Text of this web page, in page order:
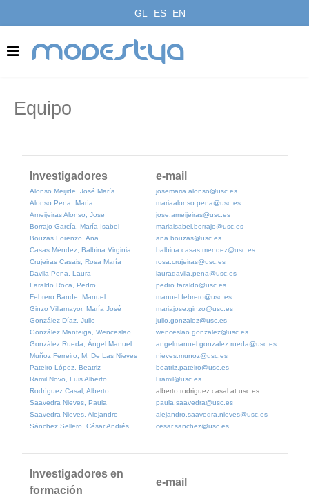
GL ES EN
modestya
Equipo
Investigadores e-mail
Alonso Meijide, José María
josemaria.alonso@usc.es
Alonso Pena, María
mariaalonso.pena@usc.es
Ameijeiras Alonso, Jose
jose.ameijeiras@usc.es
Borrajo García, María Isabel
mariaisabel.borrajo@usc.es
Bouzas Lorenzo, Ana
ana.bouzas@usc.es
Casas Méndez, Balbina Virginia
balbina.casas.mendez@usc.es
Crujeiras Casais, Rosa María
rosa.crujeiras@usc.es
Davila Pena, Laura
lauradavila.pena@usc.es
Faraldo Roca, Pedro
pedro.faraldo@usc.es
Febrero Bande, Manuel
manuel.febrero@usc.es
Ginzo Villamayor, María José
mariajose.ginzo@usc.es
González Díaz, Julio
julio.gonzalez@usc.es
González Manteiga, Wenceslao
wenceslao.gonzalez@usc.es
González Rueda, Ángel Manuel
angelmanuel.gonzalez.rueda@usc.es
Muñoz Ferreiro, M. De Las Nieves
nieves.munoz@usc.es
Pateiro López, Beatriz
beatriz.pateiro@usc.es
Ramil Novo, Luis Alberto
l.ramil@usc.es
Rodríguez Casal, Alberto
alberto.rodriguez.casal at usc.es
Saavedra Nieves, Paula
paula.saavedra@usc.es
Saavedra Nieves, Alejandro
alejandro.saavedra.nieves@usc.es
Sánchez Sellero, César Andrés
cesar.sanchez@usc.es
Investigadores en
formación
e-mail